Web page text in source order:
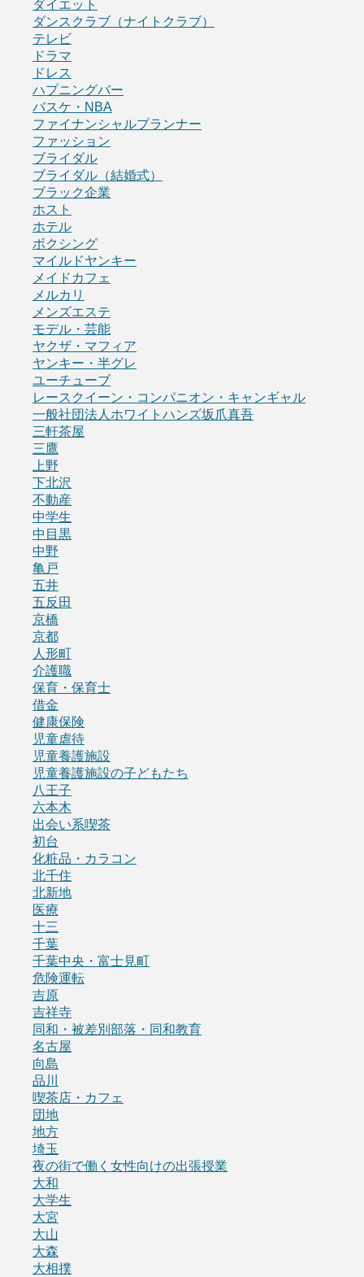
ダイエット
ダンスクラブ（ナイトクラブ）
テレビ
ドラマ
ドレス
ハプニングバー
バスケ・NBA
ファイナンシャルプランナー
ファッション
ブライダル
ブライダル（結婚式）
ブラック企業
ホスト
ホテル
ボクシング
マイルドヤンキー
メイドカフェ
メルカリ
メンズエステ
モデル・芸能
ヤクザ・マフィア
ヤンキー・半グレ
ユーチューブ
レースクイーン・コンパニオン・キャンギャル
一般社団法人ホワイトハンズ坂爪真吾
三軒茶屋
三鷹
上野
下北沢
不動産
中学生
中目黒
中野
亀戸
五井
五反田
京橋
京都
人形町
介護職
保育・保育士
借金
健康保険
児童虐待
児童養護施設
児童養護施設の子どもたち
八王子
六本木
出会い系喫茶
初台
化粧品・カラコン
北千住
北新地
医療
十三
千葉
千葉中央・富士見町
危険運転
吉原
吉祥寺
同和・被差別部落・同和教育
名古屋
向島
品川
喫茶店・カフェ
団地
地方
埼玉
夜の街で働く女性向けの出張授業
大和
大学生
大宮
大山
大森
大相撲